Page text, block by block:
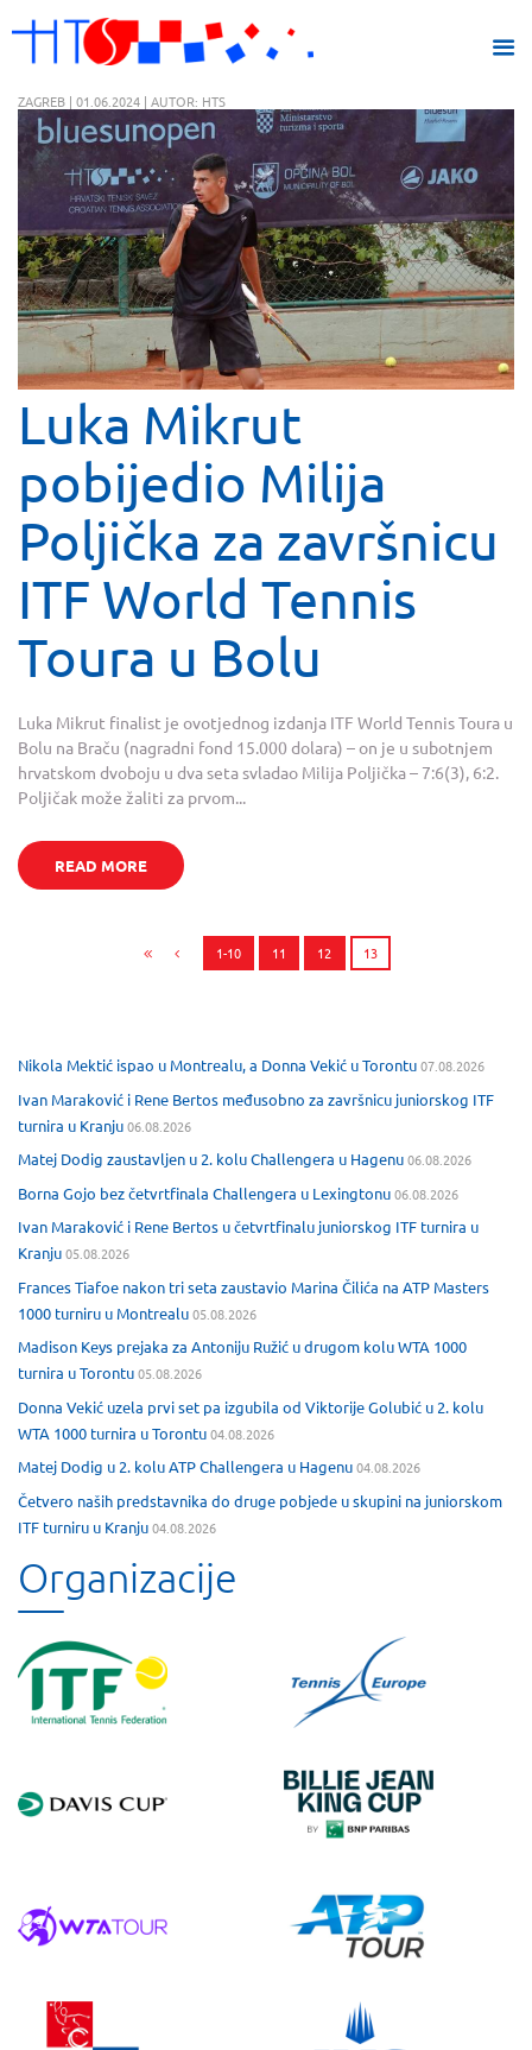
ZAGREB | 01.06.2024 | AUTOR: HTS
Luka Mikrut
pobijedio Milija
Poljička za završnicu
ITF World Tennis
Toura u Bolu
Luka Mikrut finalist je ovotjednog izdanja ITF World Tennis Toura u
Bolu na Braču (nagradni fond 15.000 dolara) – on je u subotnjem
hrvatskom dvoboju u dva seta svladao Milija Poljička – 7:6(3), 6:2.
Poljičak može žaliti za prvom...
READ MORE
1-10 11 12 13
Nikola Mektić ispao u Montrealu, a Donna Vekić u Torontu07.08.2026
Ivan Maraković i Rene Bertos međusobno za završnicu juniorskog ITF
turnira u Kranju06.08.2026
Matej Dodig zaustavljen u 2. kolu Challengera u Hagenu06.08.2026
Borna Gojo bez četvrtfinala Challengera u Lexingtonu06.08.2026
Ivan Maraković i Rene Bertos u četvrtfinalu juniorskog ITF turnira u
Kranju05.08.2026
Frances Tiafoe nakon tri seta zaustavio Marina Čilića na ATP Masters
1000 turniru u Montrealu05.08.2026
Madison Keys prejaka za Antoniju Ružić u drugom kolu WTA 1000
turnira u Torontu05.08.2026
Donna Vekić uzela prvi set pa izgubila od Viktorije Golubić u 2. kolu
WTA 1000 turnira u Torontu04.08.2026
Matej Dodig u 2. kolu ATP Challengera u Hagenu04.08.2026
Četvero naših predstavnika do druge pobjede u skupini na juniorskom
ITF turniru u Kranju04.08.2026
Organizacije